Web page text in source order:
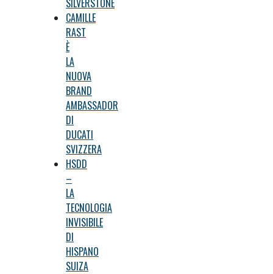
SILVERSTONE
CAMILLE
RAST
È
LA
NUOVA
BRAND
AMBASSADOR
DI
DUCATI
SVIZZERA
HSDD
–
LA
TECNOLOGIA
INVISIBILE
DI
HISPANO
SUIZA